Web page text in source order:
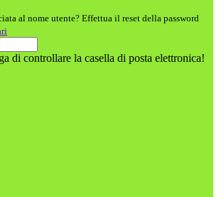
al nome utente? Effettua il reset della password
di controllare la casella di posta elettronica!